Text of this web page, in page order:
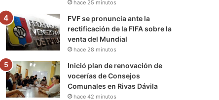
hace 25 minutos
FVF se pronuncia ante la
rectificación de la FIFA sobre la
venta del Mundial
hace 28 minutos
Inició plan de renovación de
vocerías de Consejos
Comunales en Rivas Dávila
hace 42 minutos